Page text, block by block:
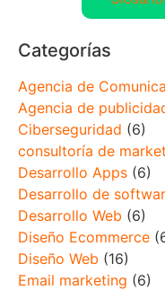
Categorías
Agencia de
Agencia de
Ciberseguridad (6)
consultoría de
Desarrollo Apps (6)
Desarrollo de
Desarrollo Web (6)
Diseño Ecommerce
Diseño Web (16)
Email marketing (6)